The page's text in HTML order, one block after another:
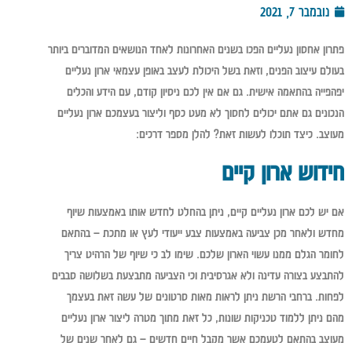
נובמבר 7, 2021
פתרון אחסון נעליים הפכו בשנים האחרונות לאחד הנושאים המדוברים ביותר
בעולם עיצוב הפנים, וזאת בשל היכולת לעצב באופן עצמאי ארון נעליים
יפהפייה בהתאמה אישית. גם אם אין לכם ניסיון קודם, עם הידע והכלים
הנכונים גם אתם יכולים לחסוך לא מעט כסף וליצור בעצמכם ארון נעליים
מעוצב. כיצד תוכלו לעשות זאת? להלן מספר דרכים:
חידוש ארון קיים
אם יש לכם ארון נעליים קיים, ניתן בהחלט לחדש אותו באמצעות שיוף
מחדש ולאחר מכן צביעה באמצעות צבע ייעודי לעץ או מתכת – בהתאם
לחומר הגלם ממנו עשוי הארון שלכם. שימו לב כי שיוף של הרהיט צריך
להתבצע בצורה עדינה ולא אגרסיבית וכי הצביעה מתבצעת בשלושה סבבים
לפחות. ברחבי הרשת ניתן לראות מאות סרטונים של עשה זאת בעצמך
מהם ניתן ללמוד טכניקות שונות, כל זאת מתוך מטרה ליצור ארון נעליים
מעוצב בהתאם לטעמכם אשר מקבל חיים חדשים – גם לאחר שנים של